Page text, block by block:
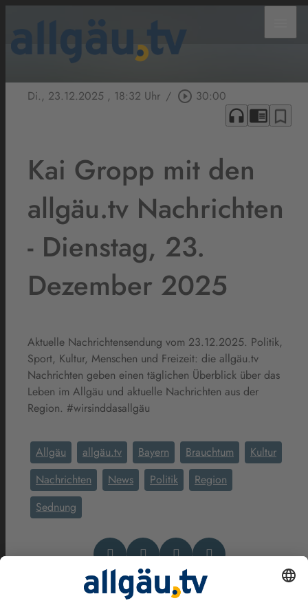
Di., 23.12.2025 , 18:32 Uhr / play_circle_outline 30:00
headphones chrome_reader_mode bookmark_border
Kai Gropp mit den
allgäu.tv Nachrichten
- Dienstag, 23.
Dezember 2025
Aktuelle Nachrichtensendung vom 23.12.2025. Politik,
Sport, Kultur, Menschen und Freizeit: die allgäu.tv
Nachrichten geben einen täglichen Überblick über das
Leben im Allgäu und aktuelle Nachrichten aus der
Region. #wirsinddasallgäu
Allgäu allgäu.tv Bayern Brauchtum
Kultur
Nachrichten
News Politik
Region
Sednung